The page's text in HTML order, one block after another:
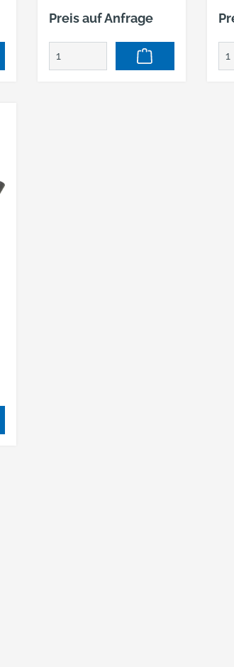
Kombigerbung • Maße:
10 x 15 cm (B x H)
Material: Rindleder
Farbe: schwarz
Preis auf Anfrage